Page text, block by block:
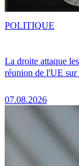
La droite attaque
réunion de l'UE sur
07.08.2026
POLITIQUE